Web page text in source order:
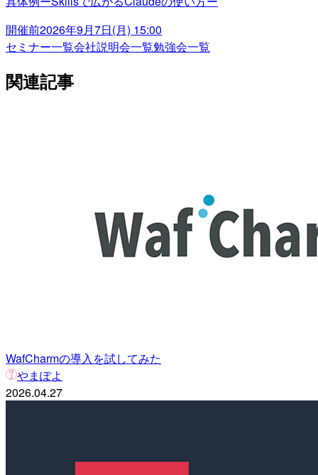
開催前2026年9月7日(月) 15:00
セミナー一覧会社説明会一覧勉強会一覧
関連記事
WafCharmの導入を試してみた
やまぽよ
2026.04.27